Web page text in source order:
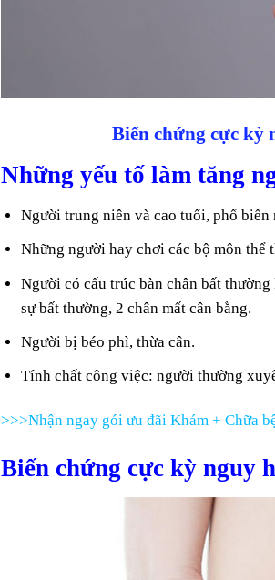
Biến chứng cực kỳ
Những yếu tố làm tăng
Người trung niên và cao tuổi, phổ biến
Những người hay chơi các bộ môn
Người có cấu trúc bàn chân bất
sự bất thường, 2 chân mất cân bằng.
Người bị béo phì, thừa cân.
Tính chất công việc: người thường
>>>Nhận ngay gói ưu đãi Khám + Chữa
Biến chứng cực kỳ nguy